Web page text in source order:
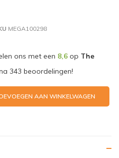
MEGA100298
ons met een 8,6op The
343 beoordelingen!
AAN WINKELWAGEN